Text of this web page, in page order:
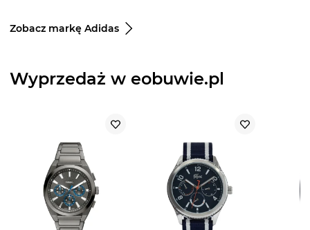
Zobacz markę Adidas
Wyprzedaż w eobuwie.pl